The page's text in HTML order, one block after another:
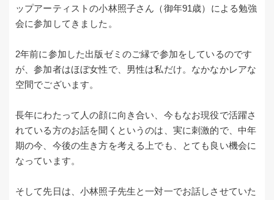
ップアーティストの小林照子さん（御年91歳）による勉強
会に参加してきました。
2年前に参加した出版ゼミのご縁で参加をしているのです
が、参加者はほぼ女性で、男性は私だけ。なかなかレアな
空間でございます。
長年にわたって人の顔に向き合い、今もなお現役で活躍さ
れている方のお話を聞くというのは、実に刺激的で、中年
期の今、今後の生き方を考える上でも、とても良い機会に
なっています。
そして先日は、小林照子先生と一対一でお話しさせていた